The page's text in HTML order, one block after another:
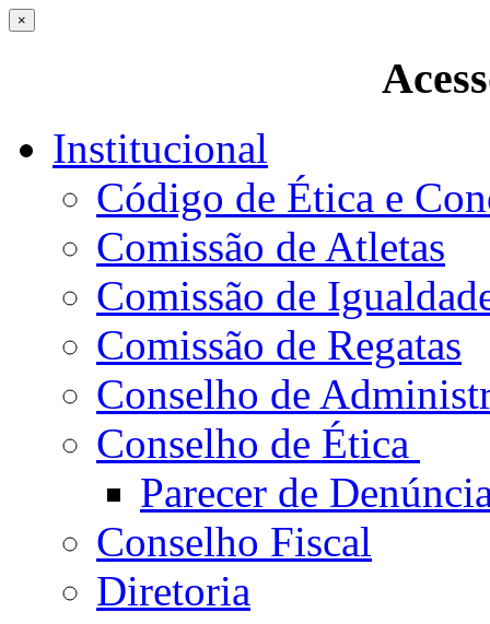
×
Institucional
Código de Ética e
Comissão de Atletas
Comissão de
Comissão de Regatas
Conselho de
Conselho de Ética
Parecer de
Conselho Fiscal
Diretoria